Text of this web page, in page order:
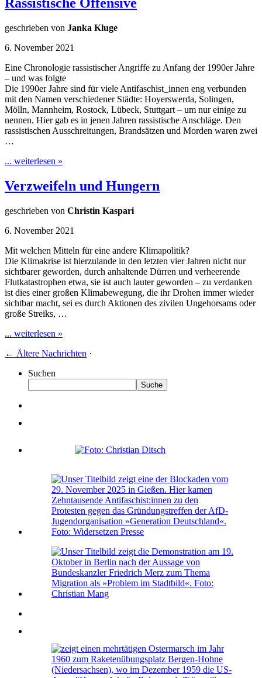
geschrieben von Janka Kluge
6. November 2021
Eine Chronologie rassistischer Angriffe zu Anfang der 1990er Jahre
– und was folgte
Die 1990er Jahre sind für viele Antifaschist_innen eng verbunden
mit den Namen verschiedener Städte: Hoyerswerda, Solingen,
Mölln, Mannheim, Rostock, Lübeck, Stuttgart – um nur einige zu
nennen. Hier gab es in jenen Jahren rassistische Anschläge. Den
rassistischen Ausschreitungen, Brandsätzen und Morden waren zwei
…
... weiterlesen »
Verzweifeln und Hungern
geschrieben von Christin Kaspari
6. November 2021
Mit welchen Mitteln für eine andere Klimapolitik?
Die Klimakrise ist hierzulande in den letzten vier Jahren nicht nur
sichtbarer geworden, durch anhaltende Dürren und verheerende
Flutkatastrophen etwa, sie ist auch lauter geworden – zu verdanken
ist dies einer großen Klimabewegung, die ihr Drohen immer wieder
sichtbar macht, sei es durch Aktionen des zivilen Ungehorsams oder
große Streiks, …
... weiterlesen »
← Ältere Nachrichten ·
Suchen
Suche